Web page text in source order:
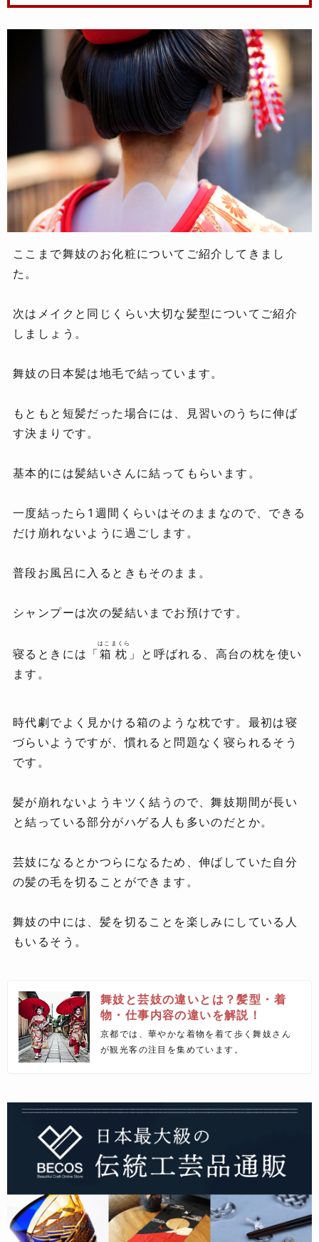
ここまで舞妓のお化粧についてご紹介してきまし
た。
次はメイクと同じくらい大切な髪型についてご紹介
しましょう。
舞妓の日本髪は地毛で結っています。
もともと短髪だった場合には、見習いのうちに伸ば
す決まりです。
基本的には髪結いさんに結ってもらいます。
一度結ったら1週間くらいはそのままなので、できる
だけ崩れないように過ごします。
普段お風呂に入るときもそのまま。
シャンプーは次の髪結いまでお預けです。
寝るときには「箱枕
はこまくら
」と呼ばれる、高台の枕を使い
ます。
時代劇でよく見かける箱のような枕です。最初は寝
づらいようですが、慣れると問題なく寝られるそう
です。
髪が崩れないようキツく結うので、舞妓期間が長い
と結っている部分がハゲる人も多いのだとか。
芸妓になるとかつらになるため、伸ばしていた自分
の髪の毛を切ることができます。
舞妓の中には、髪を切ることを楽しみにしている人
もいるそう。
舞妓と芸妓の違いとは？髪型・着
物・仕事内容の違いを解説！
京都では、華やかな着物を着て歩く舞妓さん
が観光客の注目を集めています。